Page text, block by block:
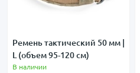
Ремень тактический 50 мм |
L (объем 95-120 см)
В наличии